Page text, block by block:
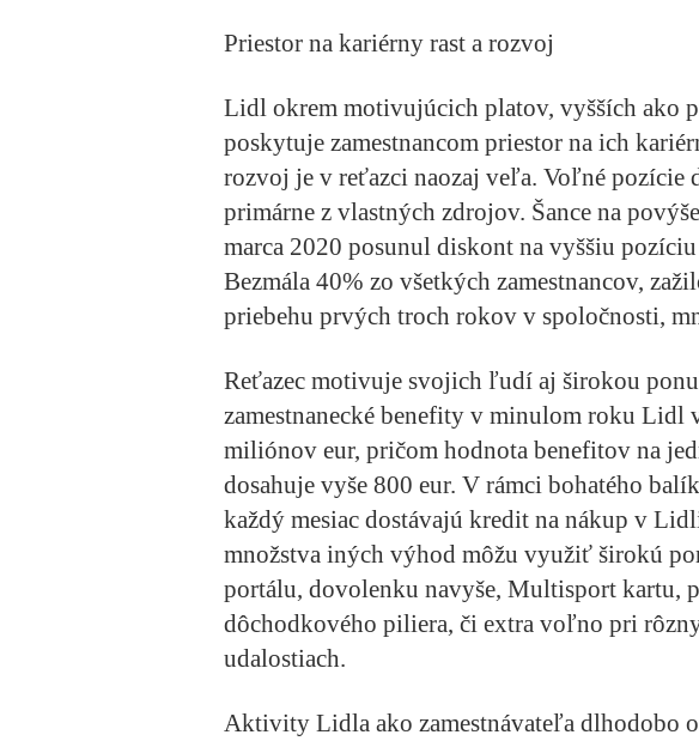
Priestor na kariérny rast a rozvoj
Lidl okrem motivujúcich platov, vyšších ako
poskytuje zamestnancom priestor na ich
rozvoj je v reťazci naozaj veľa. Voľné pozície
primárne z vlastných zdrojov. Šance na
marca 2020 posunul diskont na vyššiu
Bezmála 40% zo všetkých zamestnancov,
priebehu prvých troch rokov v spoločnosti,
Reťazec motivuje svojich ľudí aj širokou
zamestnanecké benefity v minulom roku
miliónov eur, pričom hodnota benefitov na
dosahuje vyše 800 eur. V rámci bohatého
každý mesiac dostávajú kredit na nákup v
množstva iných výhod môžu využiť širokú
portálu, dovolenku navyše, Multisport kartu,
dôchodkového piliera, či extra voľno pri
udalostiach.
Aktivity Lidla ako zamestnávateľa dlhodobo